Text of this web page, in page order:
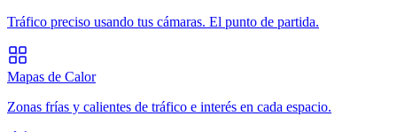
Tráfico preciso usando tus cámaras. El punto de partida.
Mapas de Calor
Zonas frías y calientes de tráfico e interés en cada espacio.